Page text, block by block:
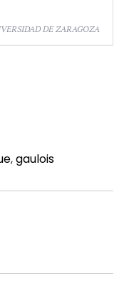
DE ZARAGOZA
,gaulois